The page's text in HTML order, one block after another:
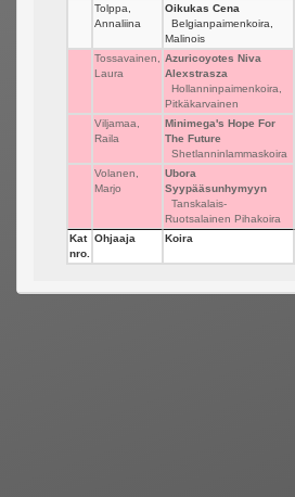
Tolppa,
Annaliina
Oikukas Cena
Belgianpaimenkoira,
Malinois
Tossavainen,
Laura
Azuricoyotes Niva
Alexstrasza
Hollanninpaimenkoira,
Pitkäkarvainen
Viljamaa,
Raila
Minimega's Hope For
The Future
Shetlanninlammaskoira
Volanen,
Marjo
Ubora
Syypääsunhymyyn
Tanskalais-
Ruotsalainen Pihakoira
Kat
nro.
Ohjaaja Koira